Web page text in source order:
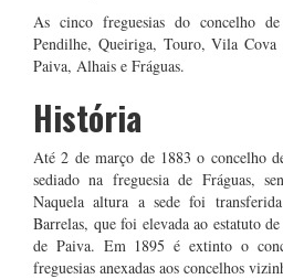
As cinco freguesias do concelho
Pendilhe, Queiriga, Touro, Vila
Paiva, Alhais e Fráguas.
História
Até 2 de março de 1883 o concelho
sediado na freguesia de Fráguas,
Naquela altura a sede foi
Barrelas, que foi elevada ao estatuto
de Paiva. Em 1895 é extinto o
freguesias anexadas aos concelhos